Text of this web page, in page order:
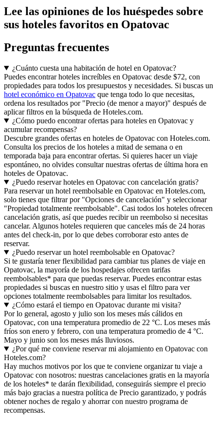
Lee las opiniones de los huéspedes sobre
sus hoteles favoritos en Opatovac
Preguntas frecuentes
¿Cuánto cuesta una habitación de hotel en Opatovac?
Puedes encontrar hoteles increíbles en Opatovac desde $72, con
propiedades para todos los presupuestos y necesidades. Si buscas un
hotel económico en Opatovac que tenga todo lo que necesitas,
ordena los resultados por "Precio (de menor a mayor)" después de
aplicar filtros en la búsqueda de Hoteles.com.
¿Cómo puedo encontrar ofertas para hoteles en Opatovac y
acumular recompensas?
Descubre grandes ofertas en hoteles de Opatovac con Hoteles.com.
Consulta los precios de los hoteles a mitad de semana o en
temporada baja para encontrar ofertas. Si quieres hacer un viaje
espontáneo, no olvides consultar nuestras ofertas de última hora en
hoteles de Opatovac.
¿Puedo reservar hoteles en Opatovac con cancelación gratis?
Para reservar un hotel reembolsable en Opatovac en Hoteles.com,
solo tienes que filtrar por "Opciones de cancelación" y seleccionar
"Propiedad totalmente reembolsable". Casi todos los hoteles ofrecen
cancelación gratis, así que puedes recibir un reembolso si necesitas
cancelar. Algunos hoteles requieren que canceles más de 24 horas
antes del check-in, por lo que debes corroborar esto antes de
reservar.
¿Puedo reservar un hotel reembolsable en Opatovac?
Si te gustaría tener flexibilidad para cambiar tus planes de viaje en
Opatovac, la mayoría de los hospedajes ofrecen tarifas
reembolsables* para que puedas reservar. Puedes encontrar estas
propiedades si buscas en nuestro sitio y usas el filtro para ver
opciones totalmente reembolsables para limitar los resultados.
¿Cómo estará el tiempo en Opatovac durante mi visita?
Por lo general, agosto y julio son los meses más cálidos en
Opatovac, con una temperatura promedio de 22 °C. Los meses más
fríos son enero y febrero, con una temperatura promedio de 4 °C.
Mayo y junio son los meses más lluviosos.
¿Por qué me conviene reservar mi alojamiento en Opatovac con
Hoteles.com?
Hay muchos motivos por los que te conviene organizar tu viaje a
Opatovac con nosotros: nuestras cancelaciones gratis en la mayoría
de los hoteles* te darán flexibilidad, conseguirás siempre el precio
más bajo gracias a nuestra política de Precio garantizado, y podrás
obtener noches de regalo y ahorrar con nuestro programa de
recompensas.